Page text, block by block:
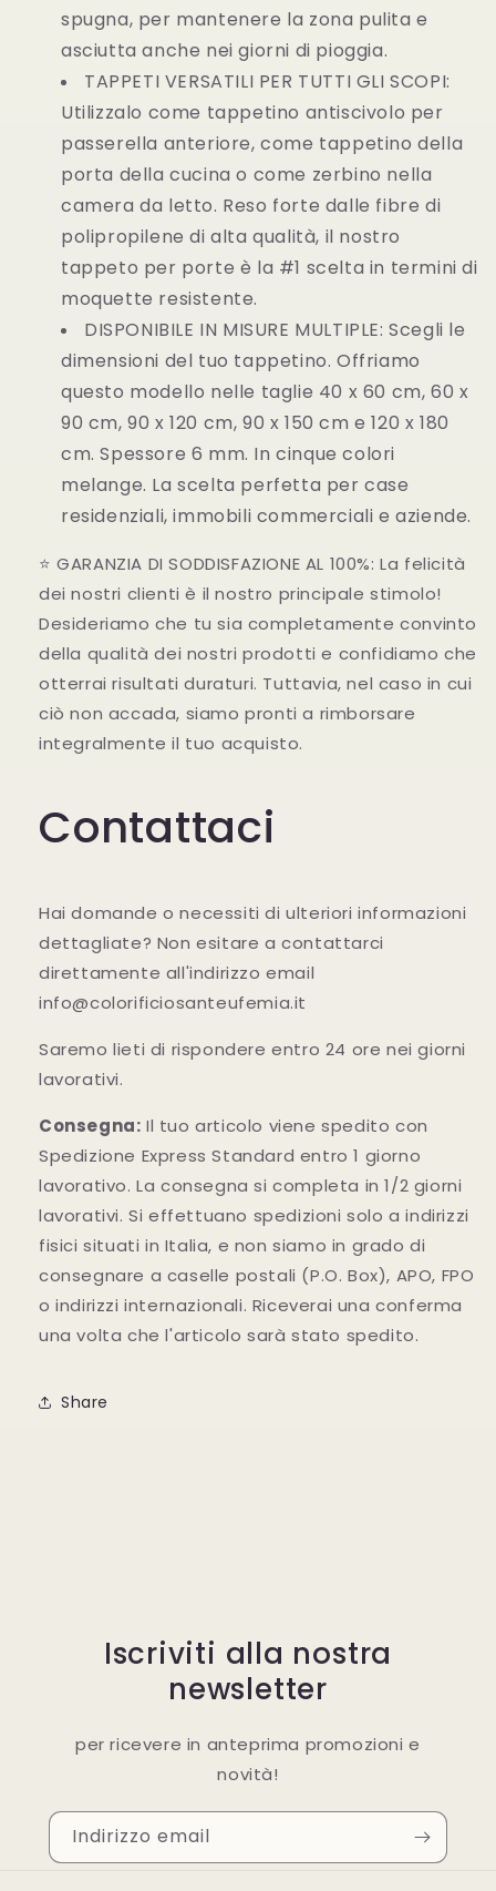
spugna, per mantenere la zona pulita e
asciutta anche nei giorni di pioggia.
TAPPETI VERSATILI PER TUTTI GLI SCOPI:
Utilizzalo come tappetino antiscivolo per
passerella anteriore, come tappetino della
porta della cucina o come zerbino nella
camera da letto. Reso forte dalle fibre di
polipropilene di alta qualità, il nostro
tappeto per porte è la #1 scelta in termini di
moquette resistente.
DISPONIBILE IN MISURE MULTIPLE: Scegli le
dimensioni del tuo tappetino. Offriamo
questo modello nelle taglie 40 x 60 cm, 60 x
90 cm, 90 x 120 cm, 90 x 150 cm e 120 x 180
cm. Spessore 6 mm. In cinque colori
melange. La scelta perfetta per case
residenziali, immobili commerciali e aziende.
⭐ GARANZIA DI SODDISFAZIONE AL 100%: La felicità
dei nostri clienti è il nostro principale stimolo!
Desideriamo che tu sia completamente convinto
della qualità dei nostri prodotti e confidiamo che
otterrai risultati duraturi. Tuttavia, nel caso in cui
ciò non accada, siamo pronti a rimborsare
integralmente il tuo acquisto.
Contattaci
Hai domande o necessiti di ulteriori informazioni
dettagliate? Non esitare a contattarci
direttamente all'indirizzo email
info@colorificiosanteufemia.it
Saremo lieti di rispondere entro 24 ore nei giorni
lavorativi.
Consegna: Il tuo articolo viene spedito con
Spedizione Express Standard entro 1 giorno
lavorativo. La consegna si completa in 1/2 giorni
lavorativi. Si effettuano spedizioni solo a indirizzi
fisici situati in Italia, e non siamo in grado di
consegnare a caselle postali (P.O. Box), APO, FPO
o indirizzi internazionali. Riceverai una conferma
una volta che l'articolo sarà stato spedito.
Share
Iscriviti alla nostra
newsletter
per ricevere in anteprima promozioni e
novità!
Indirizzo email